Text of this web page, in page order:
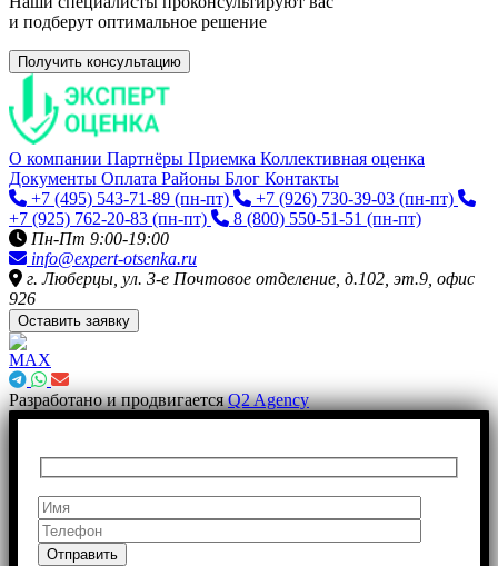
и подберут оптимальное решение
Получить консультацию
О компании Партнёры Приемка Коллективная оценка
Документы Оплата Районы Блог Контакты
+7 (495) 543-71-89 (пн-пт) +7 (926) 730-39-03 (пн-пт)
+7 (925) 762-20-83 (пн-пт) 8 (800) 550-51-51 (пн-пт)
Пн-Пт 9:00-19:00
info@expert-otsenka.ru
г. Люберцы, ул. 3-е Почтовое отделение, д.102, эт.9, офис
926
Оставить заявку
Разработано и продвигаетсяQ2 Agency